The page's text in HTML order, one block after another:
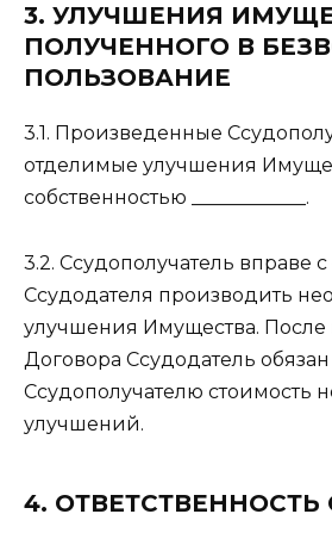
3. УЛУЧШЕНИЯ
ПОЛУЧЕННОГО В
ПОЛЬЗОВАНИЕ
3.1. Произведенные
отделимые улучшения
собственностью ____________.
3.2. Ссудополучатель вправе с
Ссудодателя производить
улучшения Имущества.
Договора Ссудодатель
Ссудополучателю стоимость
улучшений.
4. ОТВЕТСТВЕННОСТЬ